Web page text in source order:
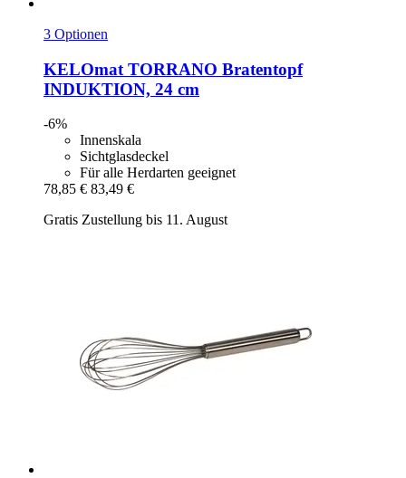
3 Optionen
KELOmat TORRANO Bratentopf
INDUKTION, 24 cm
-6%
Innenskala
Sichtglasdeckel
Für alle Herdarten geeignet
78,85 € 83,49 €
Gratis Zustellung bis 11. August